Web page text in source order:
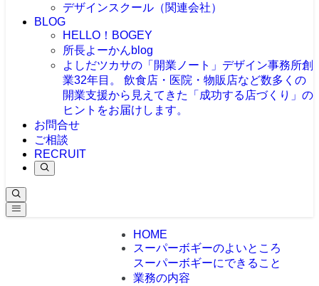
デザインスクール（関連会社）
BLOG
HELLO！BOGEY
所長よーかんblog
よしだツカサの「開業ノート」 デザイン事務所創
業32年目。 飲食店・医院・物販店など数多くの
開業支援から見えてきた「成功する店づくり」の
ヒントをお届けします。
お問合せ
ご相談
RECRUIT
HOME
スーパーボギーのよいところ
スーパーボギーにできること
業務の内容